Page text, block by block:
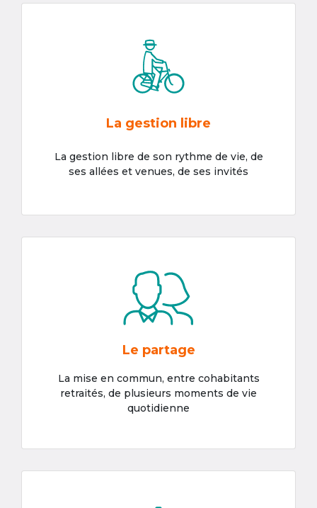
La gestion libre
La gestion libre de son rythme de vie, de
ses allées et venues, de ses invités
Le partage
La mise en commun, entre cohabitants
retraités, de plusieurs moments de vie
quotidienne